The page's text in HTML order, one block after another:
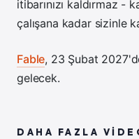
itibarınızı kaldırmaz -
çalışana kadar sizinle
Fable, 23 Şubat
gelecek.
DAHA FAZLA